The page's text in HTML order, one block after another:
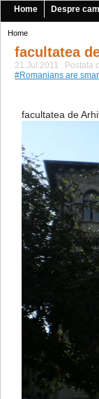
Home Despre
Home
facultatea
21.Jul.2011 . Postata
#Romanians are
facultatea de